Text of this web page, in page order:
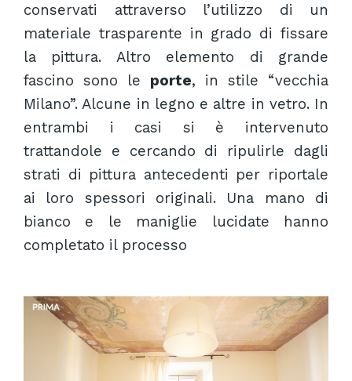
conservati attraverso l’utilizzo di un
materiale trasparente in grado di fissare
la pittura. Altro elemento di grande
fascino sono le porte, in stile “vecchia
Milano”. Alcune in legno e altre in vetro. In
entrambi i casi si è intervenuto
trattandole e cercando di ripulirle dagli
strati di pittura antecedenti per riportale
ai loro spessori originali. Una mano di
bianco e le maniglie lucidate hanno
completato il processo